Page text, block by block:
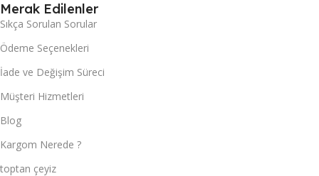
Merak Edilenler
Sıkça Sorulan Sorular
Ödeme Seçenekleri
İade ve Değişim Süreci
Müşteri Hizmetleri
Blog
Kargom Nerede ?
toptan çeyiz